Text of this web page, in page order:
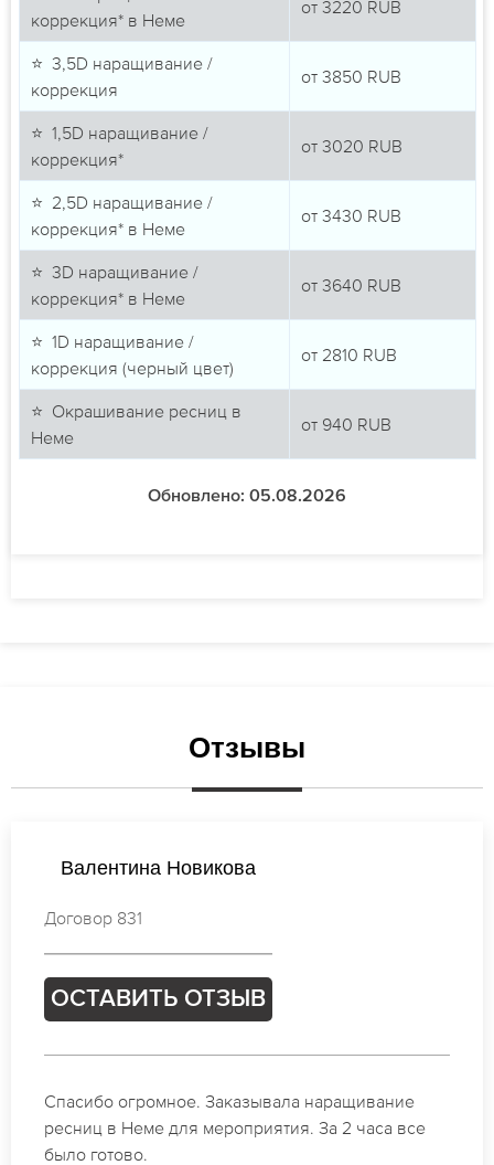
коррекция* в Неме
от 3220 RUB
⭐ 3,5D наращивание /
коррекция
от 3850 RUB
⭐ 1,5D наращивание /
коррекция*
от 3020 RUB
⭐ 2,5D наращивание /
коррекция* в Неме
от 3430 RUB
⭐ 3D наращивание /
коррекция* в Неме
от 3640 RUB
⭐ 1D наращивание /
коррекция (черный цвет)
от 2810 RUB
⭐ Окрашивание ресниц в
Неме
от 940 RUB
Обновлено: 05.08.2026
Отзывы
Валентина Иванова
Договор 084
ОСТАВИТЬ ОТЗЫВ
Идеальные мастера своего дела по наращиванию
ресниц в Неме. Великолепный результат. Буду
обращаться еще.